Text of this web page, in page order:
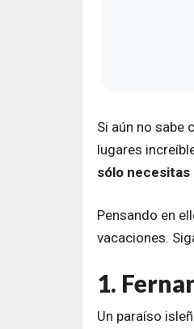
Si aún no sabe
lugares
sólo
Pensando en
vacaciones.
1.
Un paraíso